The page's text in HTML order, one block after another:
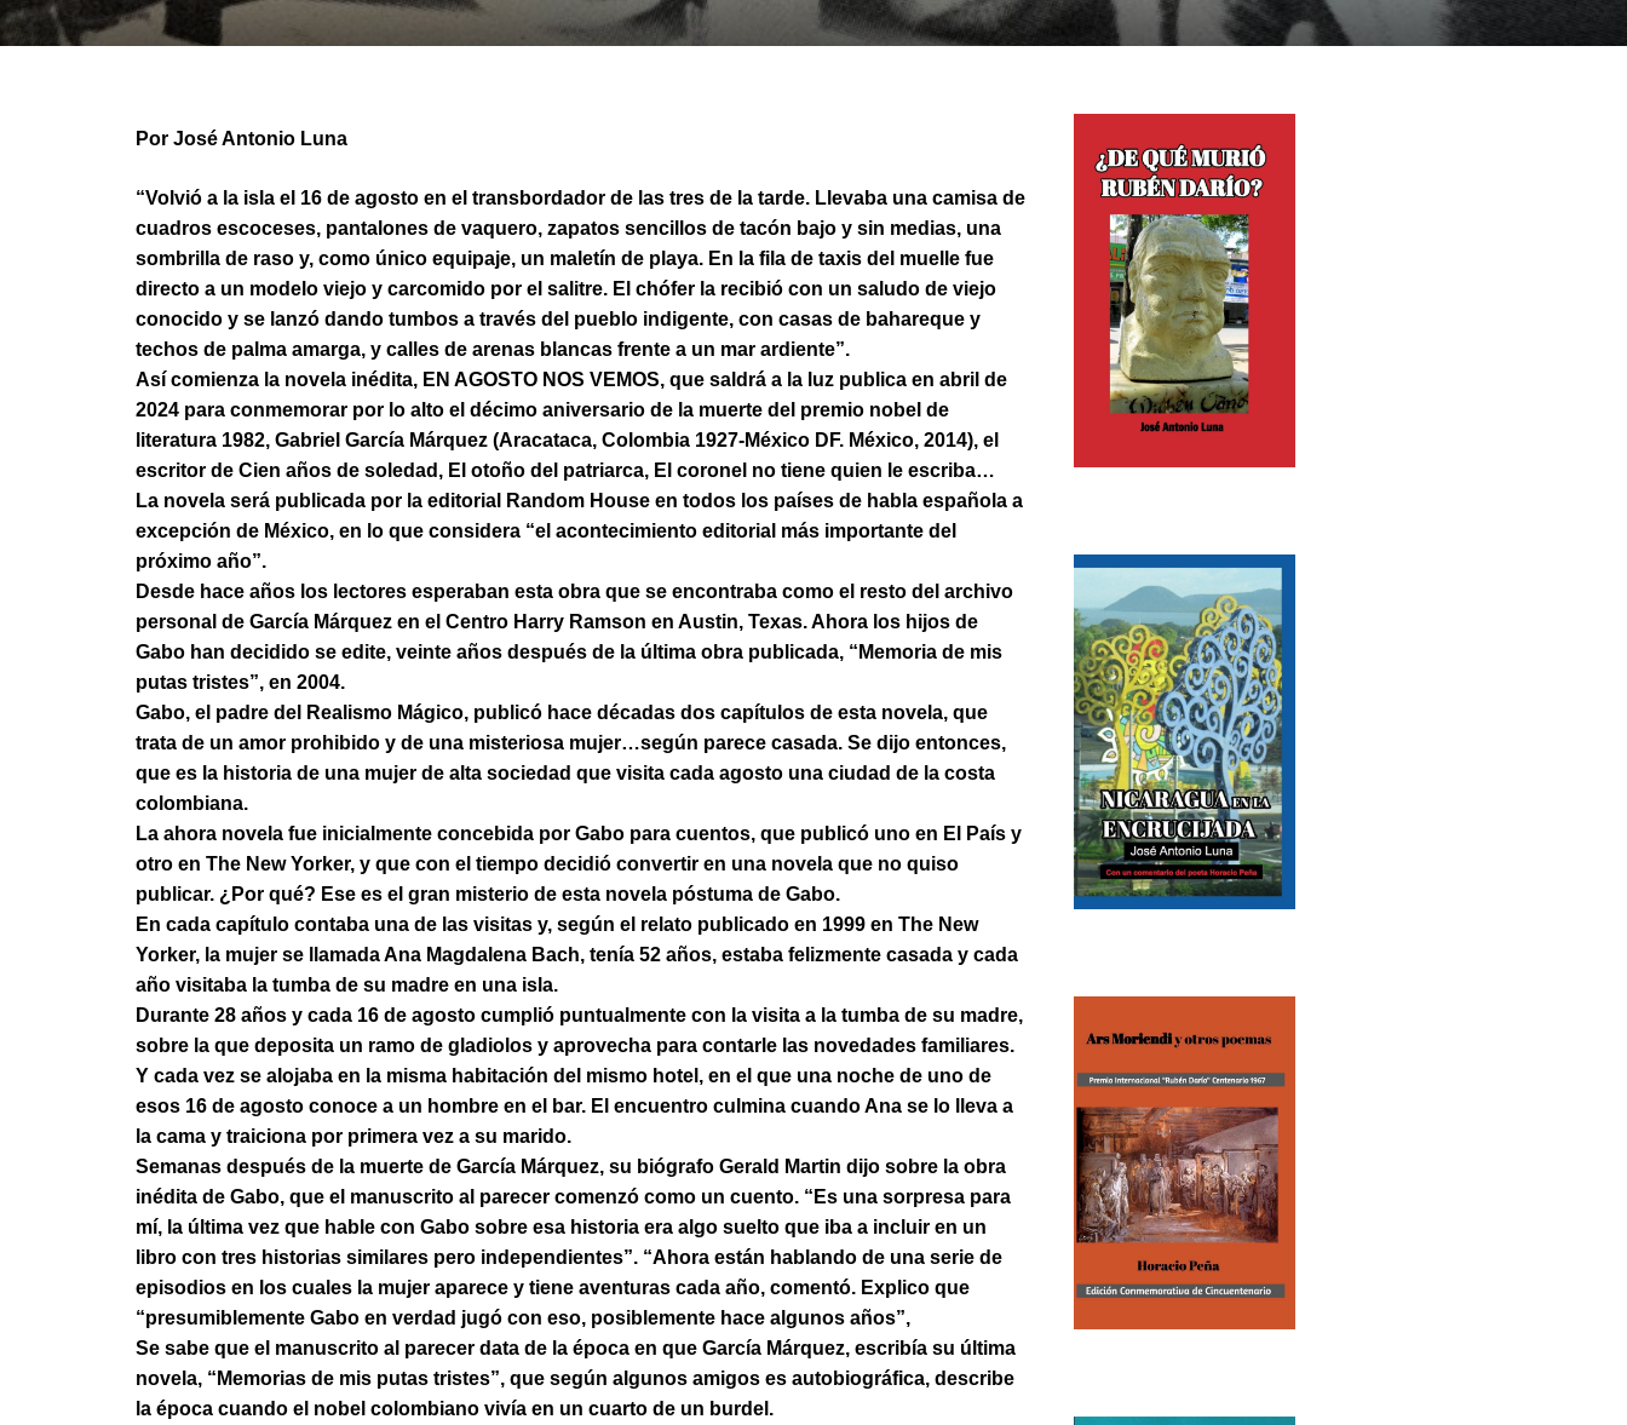
Por José Antonio Luna
“Volvió a la isla el 16 de agosto en el transbordador de las tres de la tarde. Llevaba una camisa de
cuadros escoceses, pantalones de vaquero, zapatos sencillos de tacón bajo y sin medias, una
sombrilla de raso y, como único equipaje, un maletín de playa. En la fila de taxis del muelle fue
directo a un modelo viejo y carcomido por el salitre. El chófer la recibió con un saludo de viejo
conocido y se lanzó dando tumbos a través del pueblo indigente, con casas de bahareque y
techos de palma amarga, y calles de arenas blancas frente a un mar ardiente”.
Así comienza la novela inédita, EN AGOSTO NOS VEMOS, que saldrá a la luz publica en abril de
2024 para conmemorar por lo alto el décimo aniversario de la muerte del premio nobel de
literatura 1982, Gabriel García Márquez (Aracataca, Colombia 1927-México DF. México, 2014), el
escritor de Cien años de soledad, El otoño del patriarca, El coronel no tiene quien le escriba…
La novela será publicada por la editorial Random House en todos los países de habla española a
excepción de México, en lo que considera “el acontecimiento editorial más importante del
próximo año”.
Desde hace años los lectores esperaban esta obra que se encontraba como el resto del archivo
personal de García Márquez en el Centro Harry Ramson en Austin, Texas. Ahora los hijos de
Gabo han decidido se edite, veinte años después de la última obra publicada, “Memoria de mis
putas tristes”, en 2004.
Gabo, el padre del Realismo Mágico, publicó hace décadas dos capítulos de esta novela, que
trata de un amor prohibido y de una misteriosa mujer…según parece casada. Se dijo entonces,
que es la historia de una mujer de alta sociedad que visita cada agosto una ciudad de la costa
colombiana.
La ahora novela fue inicialmente concebida por Gabo para cuentos, que publicó uno en El País y
otro en The New Yorker, y que con el tiempo decidió convertir en una novela que no quiso
publicar. ¿Por qué? Ese es el gran misterio de esta novela póstuma de Gabo.
En cada capítulo contaba una de las visitas y, según el relato publicado en 1999 en The New
Yorker, la mujer se llamada Ana Magdalena Bach, tenía 52 años, estaba felizmente casada y cada
año visitaba la tumba de su madre en una isla.
Durante 28 años y cada 16 de agosto cumplió puntualmente con la visita a la tumba de su madre,
sobre la que deposita un ramo de gladiolos y aprovecha para contarle las novedades familiares.
Y cada vez se alojaba en la misma habitación del mismo hotel, en el que una noche de uno de
esos 16 de agosto conoce a un hombre en el bar. El encuentro culmina cuando Ana se lo lleva a
la cama y traiciona por primera vez a su marido.
Semanas después de la muerte de García Márquez, su biógrafo Gerald Martin dijo sobre la obra
inédita de Gabo, que el manuscrito al parecer comenzó como un cuento. “Es una sorpresa para
mí, la última vez que hable con Gabo sobre esa historia era algo suelto que iba a incluir en un
libro con tres historias similares pero independientes”. “Ahora están hablando de una serie de
episodios en los cuales la mujer aparece y tiene aventuras cada año, comentó. Explico que
“presumiblemente Gabo en verdad jugó con eso, posiblemente hace algunos años”,
Se sabe que el manuscrito al parecer data de la época en que García Márquez, escribía su última
novela, “Memorias de mis putas tristes”, que según algunos amigos es autobiográfica, describe
la época cuando el nobel colombiano vivía en un cuarto de un burdel.